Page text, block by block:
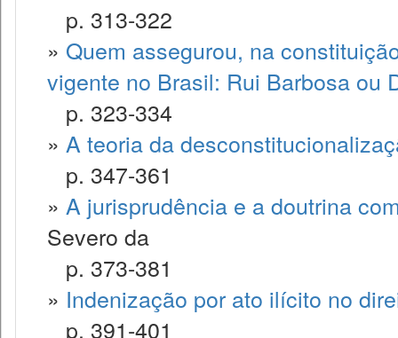
p. 313-322
» Quem assegurou, na
vigente no Brasil: Rui Barbosa ou
p. 323-334
» A teoria da
p. 347-361
» A jurisprudência e a doutrina
Severo da
p. 373-381
» Indenização por ato ilícito no
p. 391-401